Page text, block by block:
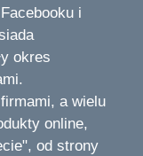
i
okres
a wielu
online,
od strony